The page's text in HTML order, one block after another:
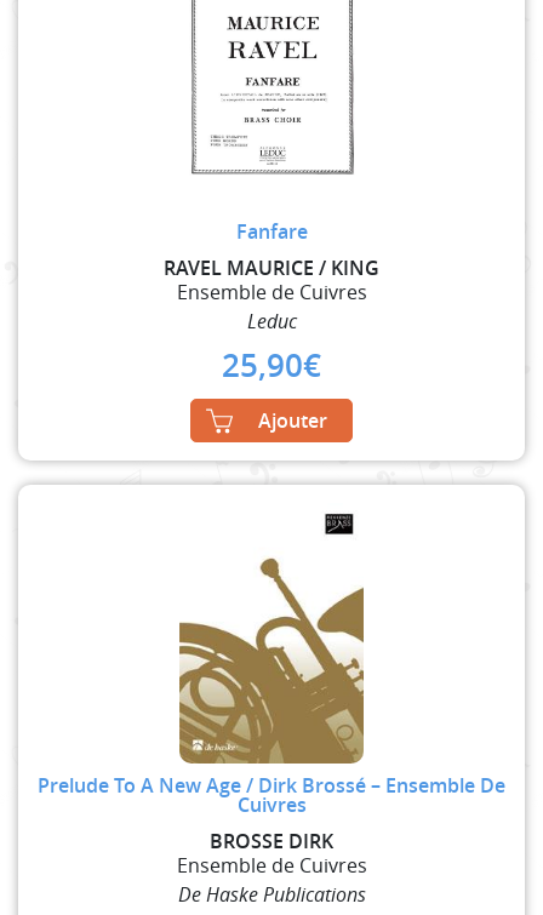
Fanfare
RAVEL MAURICE / KING
Ensemble de Cuivres
Leduc
25,90€
Ajouter
Prelude To A New Age / Dirk Brossé – Ensemble De
Cuivres
BROSSE DIRK
Ensemble de Cuivres
De Haske Publications